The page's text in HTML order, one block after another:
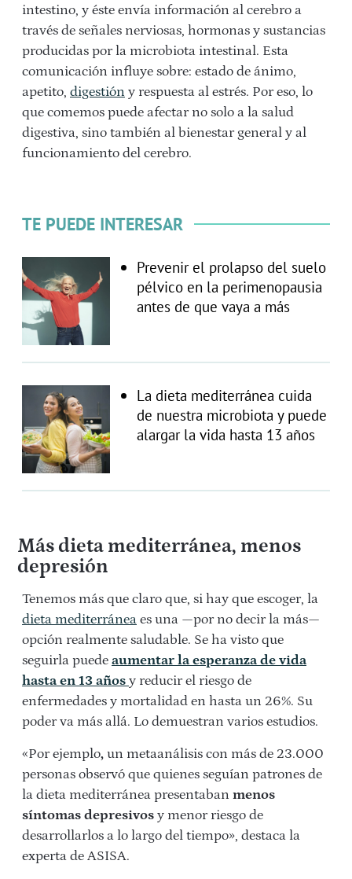
intestino, y éste envía información al cerebro a
través de señales nerviosas, hormonas y sustancias
producidas por la microbiota intestinal. Esta
comunicación influye sobre: estado de ánimo,
apetito, digestión y respuesta al estrés. Por eso, lo
que comemos puede afectar no solo a la salud
digestiva, sino también al bienestar general y al
funcionamiento del cerebro.
TE PUEDE INTERESAR
Prevenir el prolapso del suelo
pélvico en la perimenopausia
antes de que vaya a más
La dieta mediterránea cuida
de nuestra microbiota y puede
alargar la vida hasta 13 años
Más dieta mediterránea, menos
depresión
Tenemos más que claro que, si hay que escoger, la
dieta mediterránea es una —por no decir la más—
opción realmente saludable. Se ha visto que
seguirla puede aumentar la esperanza de vida
hasta en 13 años y reducir el riesgo de
enfermedades y mortalidad en hasta un 26%. Su
poder va más allá. Lo demuestran varios estudios.
«Por ejemplo, un metaanálisis con más de 23.000
personas observó que quienes seguían patrones de
la dieta mediterránea presentaban menos
síntomas depresivos y menor riesgo de
desarrollarlos a lo largo del tiempo», destaca la
experta de ASISA.